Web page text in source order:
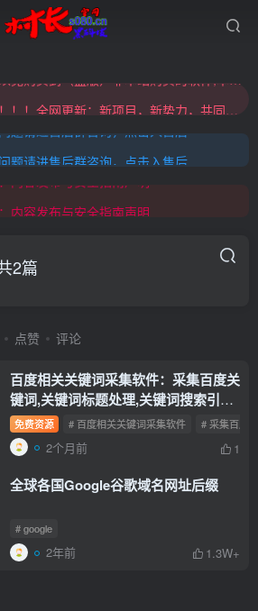
题请进售后群咨询，点击入售后
题请进售后群咨询，点击入售后
内容发布与安全指南声明
内容发布与安全指南声明
2篇
点赞 评论
百度相关关键词采集软件：采集百度关
键词,关键词标题处理,关键词搜索引擎
工具,自动提取关键词的软件
免费资源 # 百度相关关键词采集软件 # 采集百度
2个月前 1
全球各国Google谷歌域名网址后缀
# google
2年前 1.3W+